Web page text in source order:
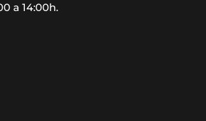
a 14:00h.